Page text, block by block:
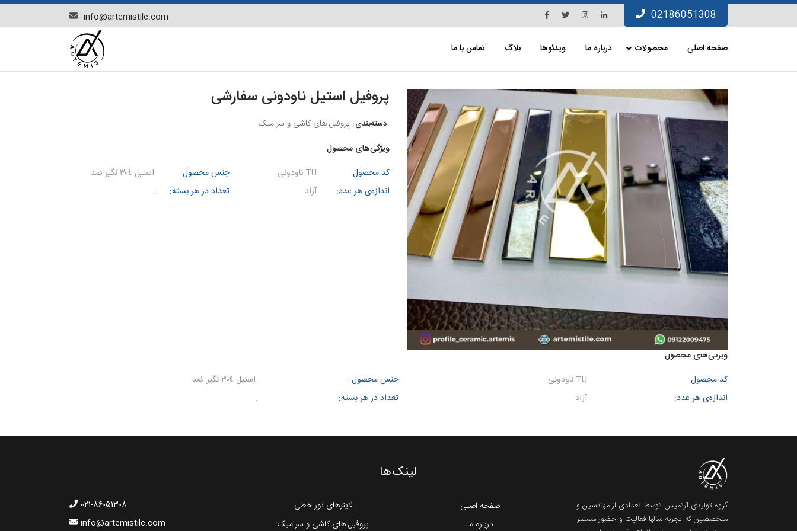
Skip
info@artemistile.com Facebook
TwitterInstagram
Linkedin02186051308
صفحه اصلی محصولات درباره ما ویدئوها بلاگ تماس با ما
پروفیل استیل ناودونی سفارشی
پروفیل های کاشی و سرامیک
ویژگی‌های محصول
کد محصول:
TU ناودونی جنس محصول:
.استيل ٣٠٤ نگير ضد
اندازه‌ی هر عدد:
آزاد تعداد در هر بسته: .
ویژگی‌های محصول
کد محصول:
TU ناودونی جنس محصول:
.استيل ٣٠٤ نگير ضد
اندازه‌ی هر عدد:
آزاد تعداد در هر بسته: .
گروه تولیدی آرتمیس توسط تعدادی از مهندسین و
متخصصین که تجربه سالها فعالیت و حضور مستمر
لینک‌ها
صفحه اصلی
لاینرهای نور خطی
درباره ما
پروفیل های کاشی و سرامیک
۰۲۱-۸۶۰۵۱۳۰۸
info@artemistile.com